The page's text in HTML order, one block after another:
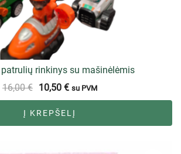
rinkinys su mašinėlėmis
16,00€ 10,50 € su PVM
Į KREPŠELĮ